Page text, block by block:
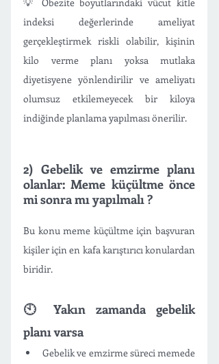
indeksi değerlerinde ameliyat
gerçekleştirmek riskli olabilir, kişinin
kilo verme planı yoksa mutlaka
diyetisyene yönlendirilir ve ameliyatı
olumsuz etkilemeyecek bir kiloya
indiğinde planlama yapılması önerilir.
2) Gebelik ve emzirme planı
olanlar: Meme küçültme önce
mi sonra mı yapılmalı ?
Bu konu meme küçültme için başvuran
kişiler için en kafa karıştırıcı konulardan
biridir.
🕙 Yakın zamanda gebelik
planı varsa
Gebelik ve emzirme süreci memede